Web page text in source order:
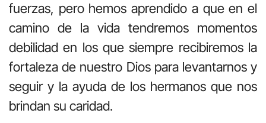
fuerzas, pero hemos aprendido a que en el
camino de la vida tendremos momentos
debilidad en los que siempre recibiremos la
fortaleza de nuestro Dios para levantarnos y
seguir y la ayuda de los hermanos que nos
brindan su caridad.